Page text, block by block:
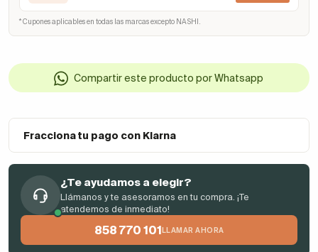
* Cupones aplicables en todas las marcas excepto NASHI.
Compartir este producto por Whatsapp
Fracciona tu pago con Klarna
¿Te ayudamos a elegir?
Llámanos y te asesoramos en tu compra. ¡Te
atendemos de inmediato!
858 770 101 LLAMAR AHORA